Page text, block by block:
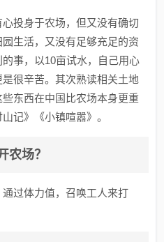
投身于农场，但又没有确切
生活，又没有足够充足的资
事，以10亩试水，自己用心
很辛苦。其次熟读相关土地
东西在中国比农场本身更重
记》《小镇喧嚣》。
农场？
过体力值，召唤工人来打